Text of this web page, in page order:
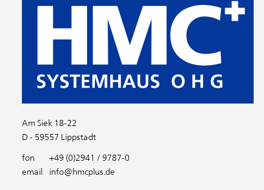
Am Siek 18-22
D - 59557 Lippstadt
fon
+49 (0)2941 / 9787-0
email
info@hmcplus.de